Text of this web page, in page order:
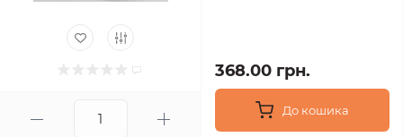
368.00 грн.
До кошика